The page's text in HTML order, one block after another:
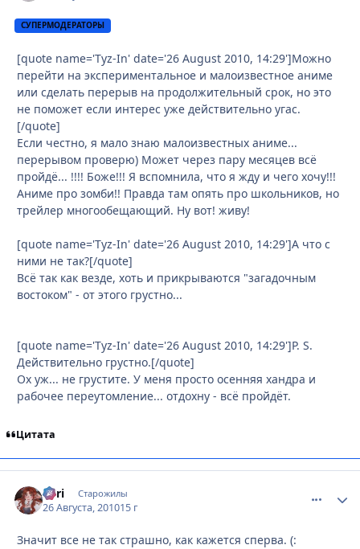
СУПЕРМОДЕРАТОРЫ
[quote name='Tyz-In' date='26 August 2010, 14:29']Можно
перейти на экспериментальное и малоизвестное аниме
или сделать перерыв на продолжительный срок, но это
не поможет если интерес уже действительно угас.
[/quote]
Если честно, я мало знаю малоизвестных аниме...
перерывом проверю) Может через пару месяцев всё
пройдё... !!!! Боже!!! Я вспомнила, что я жду и чего хочу!!!
Аниме про зомби!! Правда там опять про школьников, но
трейлер многообещающий. Ну вот! живу!
[quote name='Tyz-In' date='26 August 2010, 14:29']А что с
ними не так?[/quote]
Всё так как везде, хоть и прикрываются "загадочным
востоком" - от этого грустно...
[quote name='Tyz-In' date='26 August 2010, 14:29']P. S.
Действительно грустно.[/quote]
Ох уж... не грустите. У меня просто осенняя хандра и
рабочее переутомление... отдохну - всё пройдёт.
Цитата
Tоri Старожилы
26 Августа, 201015 г
Значит все не так страшно, как кажется сперва. (: